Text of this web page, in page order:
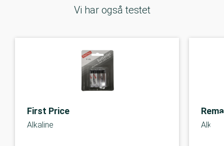
Vi har også testet
First Price
Alkaline